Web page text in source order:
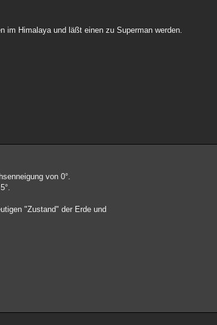
im Himalaya und läßt einen zu Superman werden.
von 0°.
"Zustand" der Erde und